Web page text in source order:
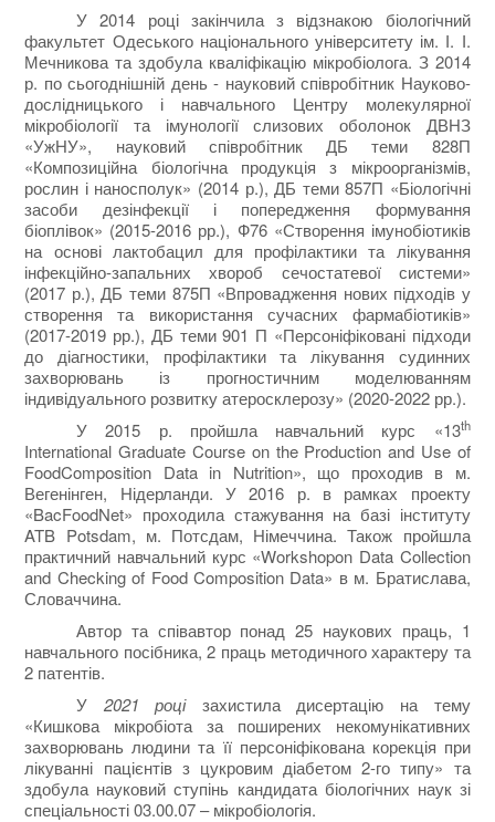
У 2014 році закінчила з відзнакою біологічний
факультет Одеського національного університету ім. І. І.
Мечникова та здобула кваліфікацію мікробіолога. З 2014
р. по сьогоднішній день - науковий співробітник Науково-
дослідницького і навчального Центру молекулярної
мікробіології та імунології слизових оболонок ДВНЗ
«УжНУ», науковий співробітник ДБ теми 828П
«Композиційна біологічна продукція з мікроорганізмів,
рослин і наносполук» (2014 р.), ДБ теми 857П «Біологічні
засоби дезінфекції і попередження формування
біоплівок» (2015-2016 рр.), Ф76 «Створення імунобіотиків
на основі лактобацил для профілактики та лікування
інфекційно-запальних хвороб сечостатевої системи»
(2017 р.), ДБ теми 875П «Впровадження нових підходів у
створення та використання сучасних фармабіотиків»
(2017-2019 рр.), ДБ теми 901 П «Персоніфіковані підходи
до діагностики, профілактики та лікування судинних
захворювань із прогностичним моделюванням
індивідуального розвитку атеросклерозу» (2020-2022 рр.).
У 2015 р. пройшла навчальний курс «13th
International Graduate Course on the Production and Use of
FoodComposition Data in Nutrition», що проходив в м.
Вегенінген, Нідерланди. У 2016 р. в рамках проекту
«BacFoodNet» проходила стажування на базі інституту
ATB Potsdam, м. Потсдам, Німеччина. Також пройшла
практичний навчальний курс «Workshopon Data Collection
and Checking of Food Composition Data» в м. Братислава,
Словаччина.
Автор та співавтор понад 25 наукових праць, 1
навчального посібника, 2 праць методичного характеру та
2 патентів.
У 2021 роцізахистила дисертацію на тему
«Кишкова мікробіота за поширених некомунікативних
захворювань людини та її персоніфікована корекція при
лікуванні пацієнтів з цукровим діабетом 2-го типу» та
здобула науковий ступінь кандидата біологічних наук зі
спеціальності 03.00.07 – мікробіологія.